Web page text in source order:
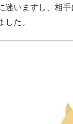
迷いますし、相
た。